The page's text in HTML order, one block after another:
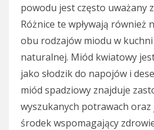
powodu jest często uważany
Różnice te wpływają również
obu rodzajów miodu w kuchni
naturalnej. Miód kwiatowy
jako słodzik do napojów i
miód spadziowy znajduje
wyszukanych potrawach
środek wspomagający